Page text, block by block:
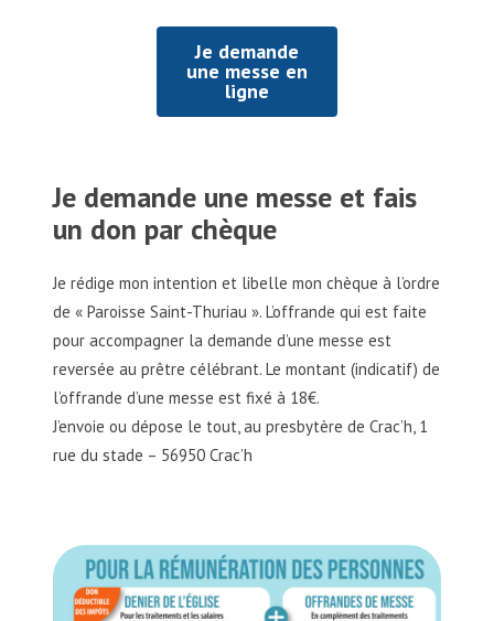
Je demande
une messe en
ligne
Je demande une messe et fais
un don par chèque
Je rédige mon intention et libelle mon chèque à l’ordre
de « Paroisse Saint-Thuriau ». L’offrande qui est faite
pour accompagner la demande d’une messe est
reversée au prêtre célébrant. Le montant (indicatif) de
l’offrande d’une messe est fixé à 18€.
J’envoie ou dépose le tout, au presbytère de Crac’h, 1
rue du stade – 56950 Crac’h